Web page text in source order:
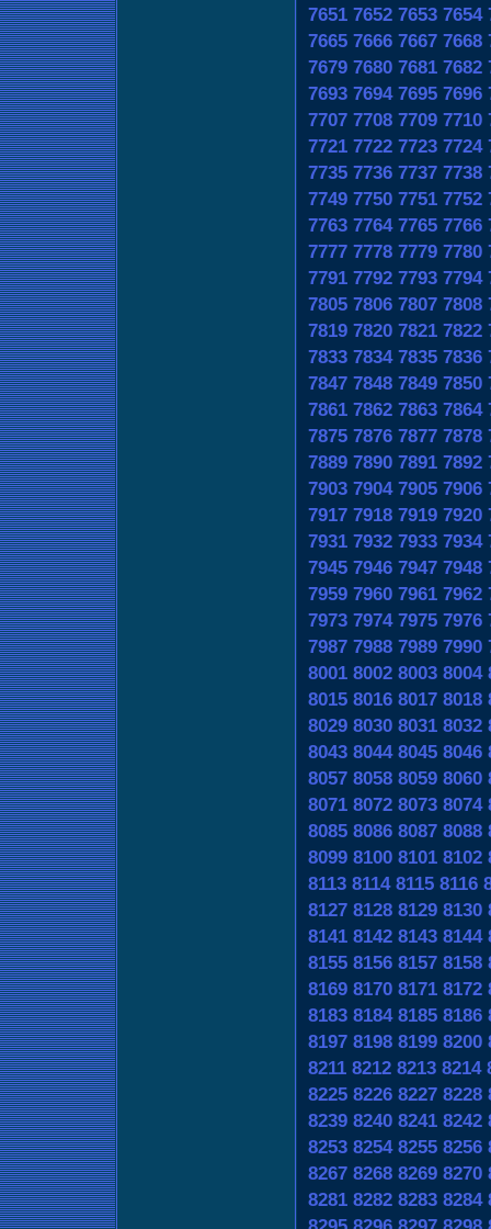
7651 7652 7653 7654
7665 7666 7667 7668
7679 7680 7681 7682
7693 7694 7695 7696
7707 7708 7709 7710
7721 7722 7723 7724
7735 7736 7737 7738
7749 7750 7751 7752
7763 7764 7765 7766
7777 7778 7779 7780
7791 7792 7793 7794
7805 7806 7807 7808
7819 7820 7821 7822
7833 7834 7835 7836
7847 7848 7849 7850
7861 7862 7863 7864
7875 7876 7877 7878
7889 7890 7891 7892
7903 7904 7905 7906
7917 7918 7919 7920
7931 7932 7933 7934
7945 7946 7947 7948
7959 7960 7961 7962
7973 7974 7975 7976
7987 7988 7989 7990
8001 8002 8003 8004
8015 8016 8017 8018
8029 8030 8031 8032
8043 8044 8045 8046
8057 8058 8059 8060
8071 8072 8073 8074
8085 8086 8087 8088
8099 8100 8101 8102
8113 8114 8115 8116
8127 8128 8129 8130
8141 8142 8143 8144
8155 8156 8157 8158
8169 8170 8171 8172
8183 8184 8185 8186
8197 8198 8199 8200
8211 8212 8213 8214
8225 8226 8227 8228
8239 8240 8241 8242
8253 8254 8255 8256
8267 8268 8269 8270
8281 8282 8283 8284